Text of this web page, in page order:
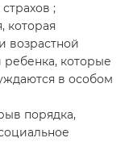
;
которая
возрастной
которые
в особом
порядка,